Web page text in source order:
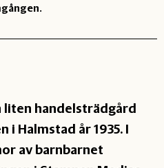
liten handelsträdgård
i Halmstad år 1935. I
av barnbarnet